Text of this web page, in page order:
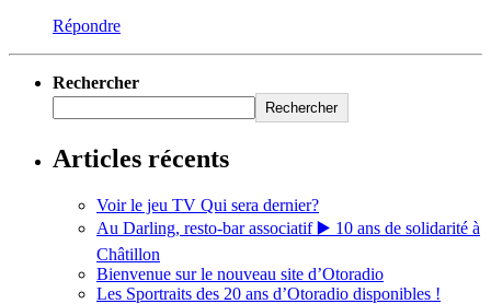
Répondre
Rechercher
Rechercher
Articles récents
Voir le jeu TV Qui sera dernier?
Au Darling, resto-bar associatif ▶️ 10 ans de solidarité à
Châtillon
Bienvenue sur le nouveau site d’Otoradio
Les Sportraits des 20 ans d’Otoradio disponibles !